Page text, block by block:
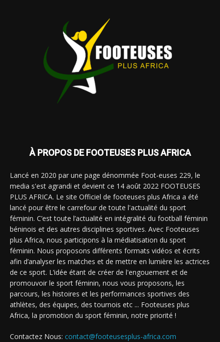
À PROPOS DE FOOTEUSES PLUS AFRICA
Lancé en 2020 par une page dénommée Foot-euses 229, le
media s'est agrandi et devient ce 14 août 2022 FOOTEUSES
PLUS AFRICA. Le site Officiel de footeuses plus Africa a été
lancé pour être le carrefour de toute l'actualité du sport
féminin. C’est toute l’actualité en intégralité du football féminin
béninois et des autres disciplines sportives. Avec Footeuses
plus Africa, nous participons à la médiatisation du sport
féminin. Nous proposons différents formats vidéos et écrits
afin d’analyser les matches et de mettre en lumière les actrices
de ce sport. L’idée étant de créer de l'engouement et de
promouvoir le sport féminin, nous vous proposons, les
parcours, les histoires et les performances sportives des
athlètes, des équipes, des tournois etc ... Footeuses plus
Africa, la promotion du sport féminin, notre priorité !
Contactez Nous: contact@footeusesplus-africa.com